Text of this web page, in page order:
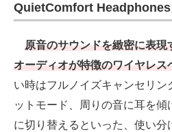
QuietComfort Headphones
原音のサウンドを緻密に表現
オーディオが特徴のワイヤレス
い時はフルノイズキャンセリン
ットモード、周りの音に耳を傾
に切り替えるといった、使い分